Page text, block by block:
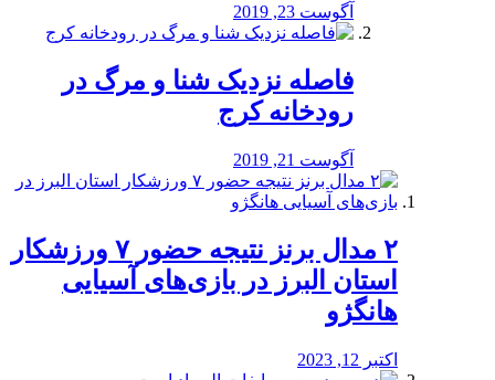
آگوست 23, 2019
️فاصله نزدیک شنا و مرگ در
رودخانه کرج
آگوست 21, 2019
۲ مدال برنز نتیجه حضور ۷ ورزشکار
استان البرز در بازی‌های آسیایی
هانگژو
اکتبر 12, 2023